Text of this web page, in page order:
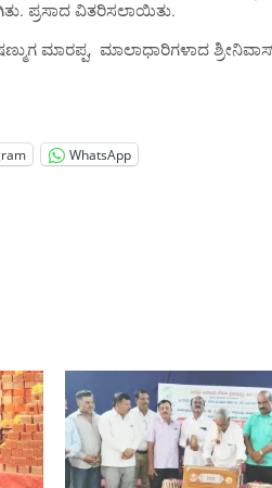
ಪ್ರಸಾದ ವಿತರಿಸಲಾಯಿತು.
ಷಣ್ಮುಗ ಮಾರಪ್ಪ, ಮಾಲಾಧಾರಿಗಳಾದ
WhatsApp